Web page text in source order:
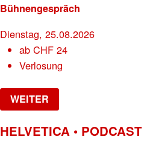
Bühnengespräch
Dienstag, 25.08.2026
abCHF 24
Verlosung
WEITER
HELVETICA • PODCAST